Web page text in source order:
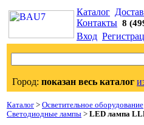
Каталог
Контакты 8
Вход
Город: показан весь каталог
Каталог > Осветительное оборудование
Светодиодные лампы > LED лампа